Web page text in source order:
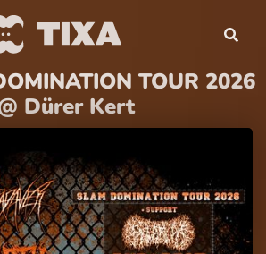
TOUR 2026
Dürer Kert